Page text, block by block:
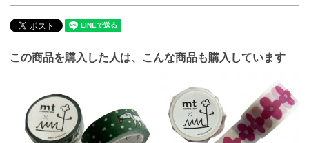
この商品を購入した人は、こんな商品も購入しています